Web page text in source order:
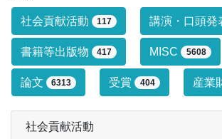
研究業績タイプによる絞り
社会貢献活動 117 講演・口頭
書籍等出版物 417 MISC 5608
論文 6313 受賞 404 産業
社会貢献活動